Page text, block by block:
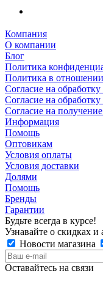
Компания
О компании
Блог
Политика
Политика в
Согласие на
Согласие на
Согласие на
Информация
Помощь
Оптовикам
Условия оплаты
Условия доставки
Долями
Помощь
Бренды
Гарантии
Будьте всегда в курсе!
Узнавайте о скидках
Новости магазина
Оставайтесь на связи